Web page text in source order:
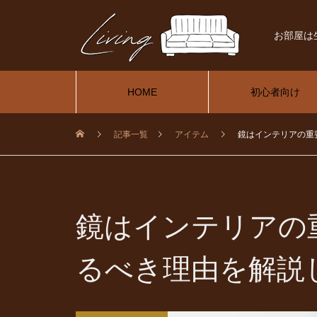
お部屋は
HOME 初心者向け
記事一覧 アイテム 鏡はインテリアの
鏡はインテリア
るべき理由を解説